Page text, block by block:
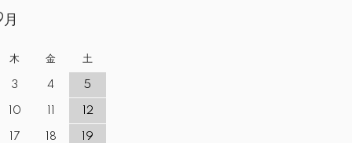
木 金 土
3 4 5
10 12
17 18 19